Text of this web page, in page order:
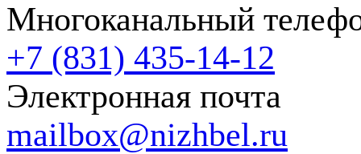
Многоканальный
+7 (831) 435-14-12
Электронная почта
mailbox@nizhbel.ru